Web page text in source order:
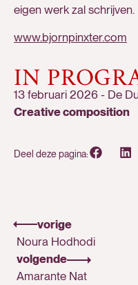
eigen werk zal schrijven.
www.bjornpinxter.com
IN
13 februari 2026 - De
Creative composition
Deel deze pagina:
vorige
Noura Hodhodi
volgende
Amarante Nat